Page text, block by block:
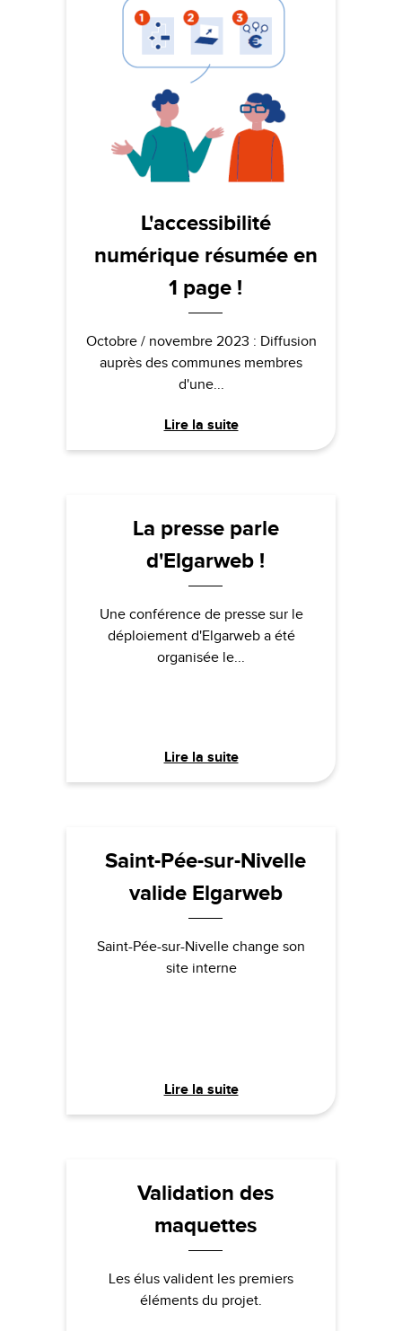
L'accessibilité
numérique résumée en
1 page !
Octobre / novembre 2023 : Diffusion
auprès des communes membres
d'une...
Lire la suite
La presse parle
d'Elgarweb !
Une conférence de presse sur le
déploiement d'Elgarweb a été
organisée le...
Lire la suite
Saint-Pée-sur-Nivelle
valide Elgarweb
Saint-Pée-sur-Nivelle change son
site interne
Lire la suite
Validation des
maquettes
Les élus valident les premiers
éléments du projet.